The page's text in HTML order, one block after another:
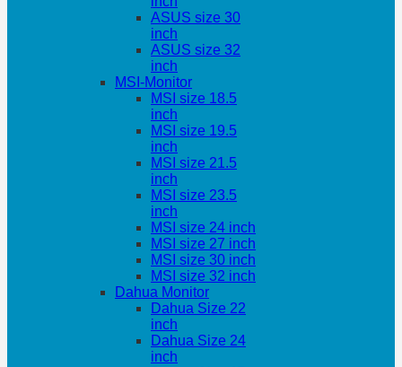
ASUS size 30
inch
ASUS size 32
inch
MSI-Monitor
MSI size 18.5
inch
MSI size 19.5
inch
MSI size 21.5
inch
MSI size 23.5
inch
MSI size 24 inch
MSI size 27 inch
MSI size 30 inch
MSI size 32 inch
Dahua Monitor
Dahua Size 22
inch
Dahua Size 24
inch